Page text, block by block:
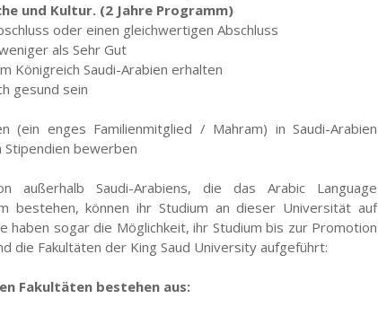
und Kultur. (2 Jahre Programm)
oder einen gleichwertigen Abschluss
als Sehr Gut
Königreich Saudi-Arabien erhalten
gesund sein
(ein enges Familienmitglied / Mahram) in Saudi-Arabien
Stipendien bewerben
außerhalb Saudi-Arabiens, die das Arabic Language
bestehen, können ihr Studium an dieser Universität auf
haben sogar die Möglichkeit, ihr Studium bis zur Promotion
die Fakultäten der King Saud University aufgeführt:
Fakultäten bestehen aus: